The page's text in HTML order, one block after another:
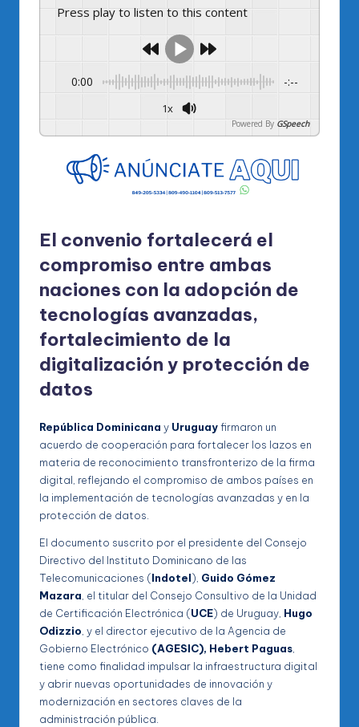
Press play to listen to this content
0:00 -:--
1x
Powered By GSpeech
El convenio fortalecerá el
compromiso entre ambas
naciones con la adopción de
tecnologías avanzadas,
fortalecimiento de la
digitalización y protección de
datos
República Dominicana y Uruguayfirmaron un
acuerdo de cooperación para fortalecer los lazos en
materia de reconocimiento transfronterizo de la firma
digital, reflejando el compromiso de ambos países en
la implementación de tecnologías avanzadas y en la
protección de datos.
El documento suscrito por el presidente del Consejo
Directivo del Instituto Dominicano de las
Telecomunicaciones (Indotel), Guido Gómez
Mazara , el titular del Consejo Consultivo de la Unidad
de Certificación Electrónica (UCE) de Uruguay, Hugo
Odizzio , y el director ejecutivo de la Agencia de
Gobierno Electrónico (AGESIC), Hebert Paguas
tiene como finalidad impulsar la infraestructura digital
y abrir nuevas oportunidades de innovación y
modernización en sectores claves de la
administración pública.